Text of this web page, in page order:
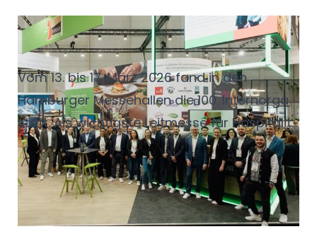
Internorga 2026: Starkes
Statement für die Branche
Vom 13. bis 17. März 2026 fand in den
Hamburger Messehallen die 100. Internorga
statt. Als wichtigste Leitmesse für Hospitality
und Foodservice im deutschsprachigen
Raum zeigte sich auch in diesem Jahr,
wieviel Bewegung in der Branche ist.